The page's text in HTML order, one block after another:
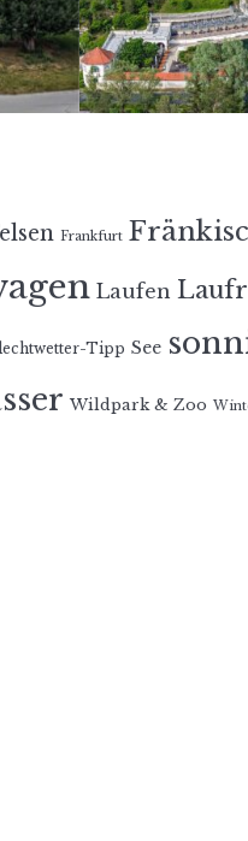
Frankfurt
Laufen
Tipp See
Wildpark & Zoo